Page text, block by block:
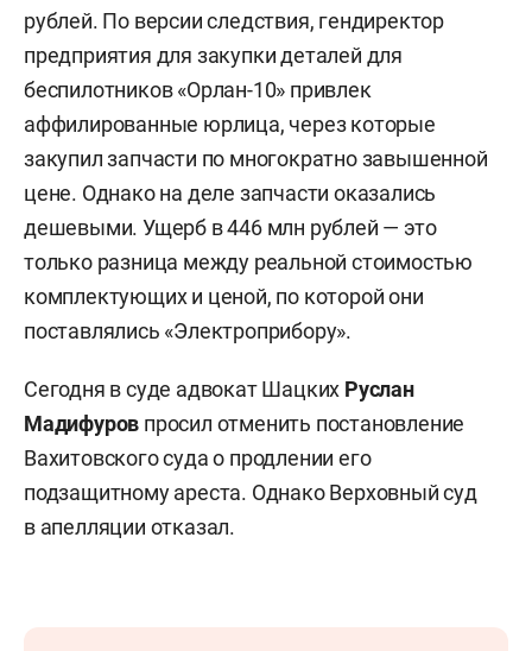
рублей. По версии следствия, гендиректор
предприятия для закупки деталей для
беспилотников «Орлан-10» привлек
аффилированные юрлица, через которые
закупил запчасти по многократно завышенной
цене. Однако на деле запчасти оказались
дешевыми. Ущерб в 446 млн рублей — это
только разница между реальной стоимостью
комплектующих и ценой, по которой они
поставлялись «Электроприбору».
Сегодня в суде адвокат Шацких Руслан
Мадифуров просил отменить постановление
Вахитовского суда о продлении его
подзащитному ареста. Однако Верховный суд
в апелляции отказал.